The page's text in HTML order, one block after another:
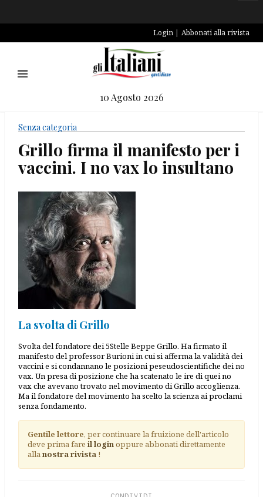
Login Abbonati alla rivista
10 Agosto 2026
Senza categoria
Grillo firma il manifesto per i
vaccini. I no vax lo insultano
La svolta di Grillo
Svolta del fondatore dei 5Stelle Beppe Grillo. Ha firmato il
manifesto del professor Burioni in cui si afferma la validità dei
vaccini e si condannano le posizioni peseudoscientifiche dei no
vax. Un presa di posizione che ha scatenato le ire di quei no
vax che avevano trovato nel movimento di Grillo accoglienza.
Ma il fondatore del movimento ha scelto la scienza ai proclami
senza fondamento.
Gentile lettore, per continuare la fruizione dell'articolo
deve prima fare il loginoppure abbonati direttamente
allanostra rivista !